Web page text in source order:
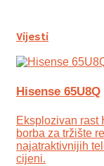
Vijesti
Hisense 65U8Q
Eksplozivan rast
borba za tržište
najatraktivnijih
cijeni.